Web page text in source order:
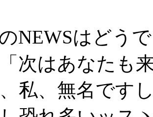
NEWSはどう
次はあなたも
私、無名です